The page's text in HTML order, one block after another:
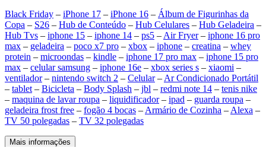
Black Friday – iPhone 17 – iPhone 16 – Álbum de Figurinhas da
Copa – S26 – Hub de Conteúdo – Hub Celulares – Hub Geladeira –
Hub Tvs – iphone 15 – iphone 14 – ps5 – Air Fryer– iphone 16 pro
max – geladeira – poco x7 pro – xbox – iphone – creatina – whey
protein – microondas – kindle – iphone 17 pro max – iphone 15 pro
max – celular samsung – iphone 16e – xbox series s – xiaomi –
ventilador– nintendo switch 2 – Celular– Ar Condicionado Portátil
– tablet – Bicicleta – Body Splash – jbl – redmi note 14 – tenis nike
– maquina de lavar roupa – liquidificador– ipad – guarda roupa –
geladeira frost free – fogão 4 bocas – Armário de Cozinha – Alexa –
TV 50 polegadas – TV 32 polegadas
Mais informações